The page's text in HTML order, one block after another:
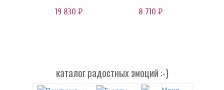
19 830 руб.
8 710 руб.
каталог радостных эмоций :-)